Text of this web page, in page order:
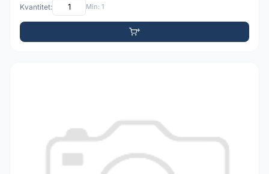
Kvantitet: Min: 1